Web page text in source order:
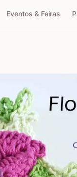
Eventos & Feiras